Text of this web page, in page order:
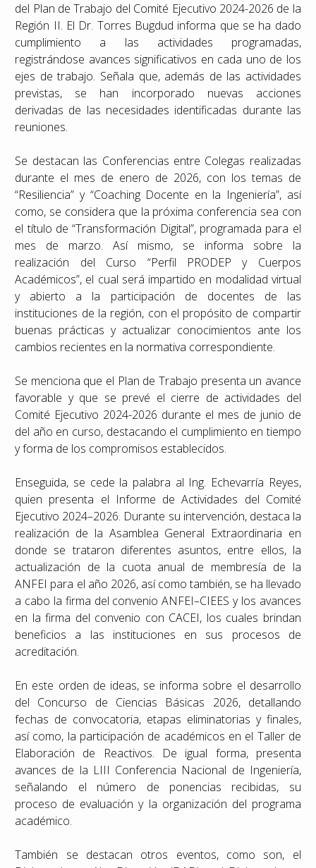
del Plan de Trabajo del Comité Ejecutivo 2024-2026 de la
Región II. El Dr. Torres Bugdud informa que se ha dado
cumplimiento a las actividades programadas,
registrándose avances significativos en cada uno de los
ejes de trabajo. Señala que, además de las actividades
previstas, se han incorporado nuevas acciones
derivadas de las necesidades identificadas durante las
reuniones.
Se destacan las Conferencias entre Colegas realizadas
durante el mes de enero de 2026, con los temas de
“Resiliencia” y “Coaching Docente en la Ingeniería”, así
como, se considera que la próxima conferencia sea con
el título de “Transformación Digital”, programada para el
mes de marzo. Así mismo, se informa sobre la
realización del Curso “Perfil PRODEP y Cuerpos
Académicos”, el cual será impartido en modalidad virtual
y abierto a la participación de docentes de las
instituciones de la región, con el propósito de compartir
buenas prácticas y actualizar conocimientos ante los
cambios recientes en la normativa correspondiente.
Se menciona que el Plan de Trabajo presenta un avance
favorable y que se prevé el cierre de actividades del
Comité Ejecutivo 2024-2026 durante el mes de junio de
del año en curso, destacando el cumplimiento en tiempo
y forma de los compromisos establecidos.
Enseguida, se cede la palabra al Ing. Echevarría Reyes,
quien presenta el Informe de Actividades del Comité
Ejecutivo 2024–2026. Durante su intervención, destaca la
realización de la Asamblea General Extraordinaria en
donde se trataron diferentes asuntos, entre ellos, la
actualización de la cuota anual de membresía de la
ANFEI para el año 2026, así como también, se ha llevado
a cabo la firma del convenio ANFEI–CIEES y los avances
en la firma del convenio con CACEI, los cuales brindan
beneficios a las instituciones en sus procesos de
acreditación.
En este orden de ideas, se informa sobre el desarrollo
del Concurso de Ciencias Básicas 2026, detallando
fechas de convocatoria, etapas eliminatorias y finales,
así como, la participación de académicos en el Taller de
Elaboración de Reactivos. De igual forma, presenta
avances de la LIII Conferencia Nacional de Ingeniería,
señalando el número de ponencias recibidas, su
proceso de evaluación y la organización del programa
académico.
También se destacan otros eventos, como son, el